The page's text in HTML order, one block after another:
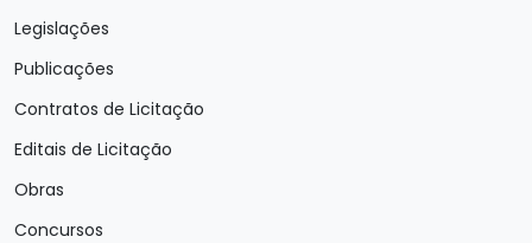
Legislações
Publicações
Contratos de Licitação
Editais de Licitação
Obras
Concursos